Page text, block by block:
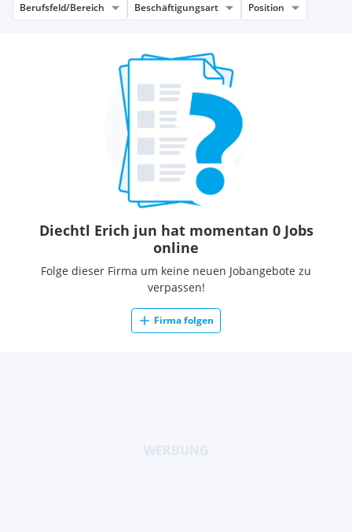
Berufsfeld/Bereich Beschäftigungsart Position
Diechtl Erich jun hat momentan 0 Jobs
online
Folge dieser Firma um keine neuen Jobangebote zu
verpassen!
Firma folgen